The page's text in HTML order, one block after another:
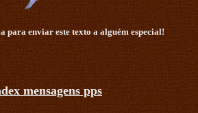
para enviar este texto a alguém especial!
mensagens pps